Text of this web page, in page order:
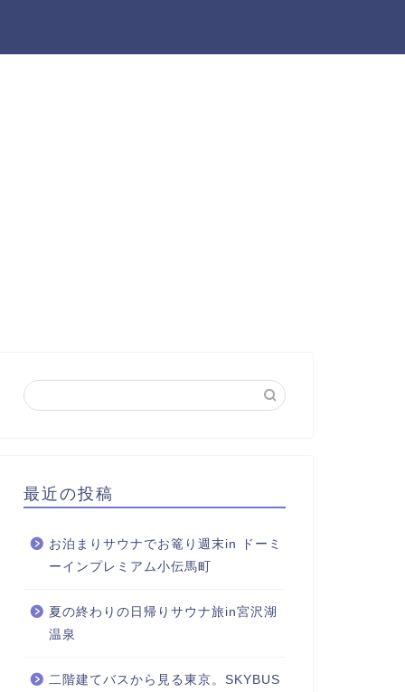
最近の投稿
お泊まりサウナでお篭り週末in ドーミ
ーインプレミアム小伝馬町
夏の終わりの日帰りサウナ旅in宮沢湖
温泉
二階建てバスから見る東京。SKYBUS